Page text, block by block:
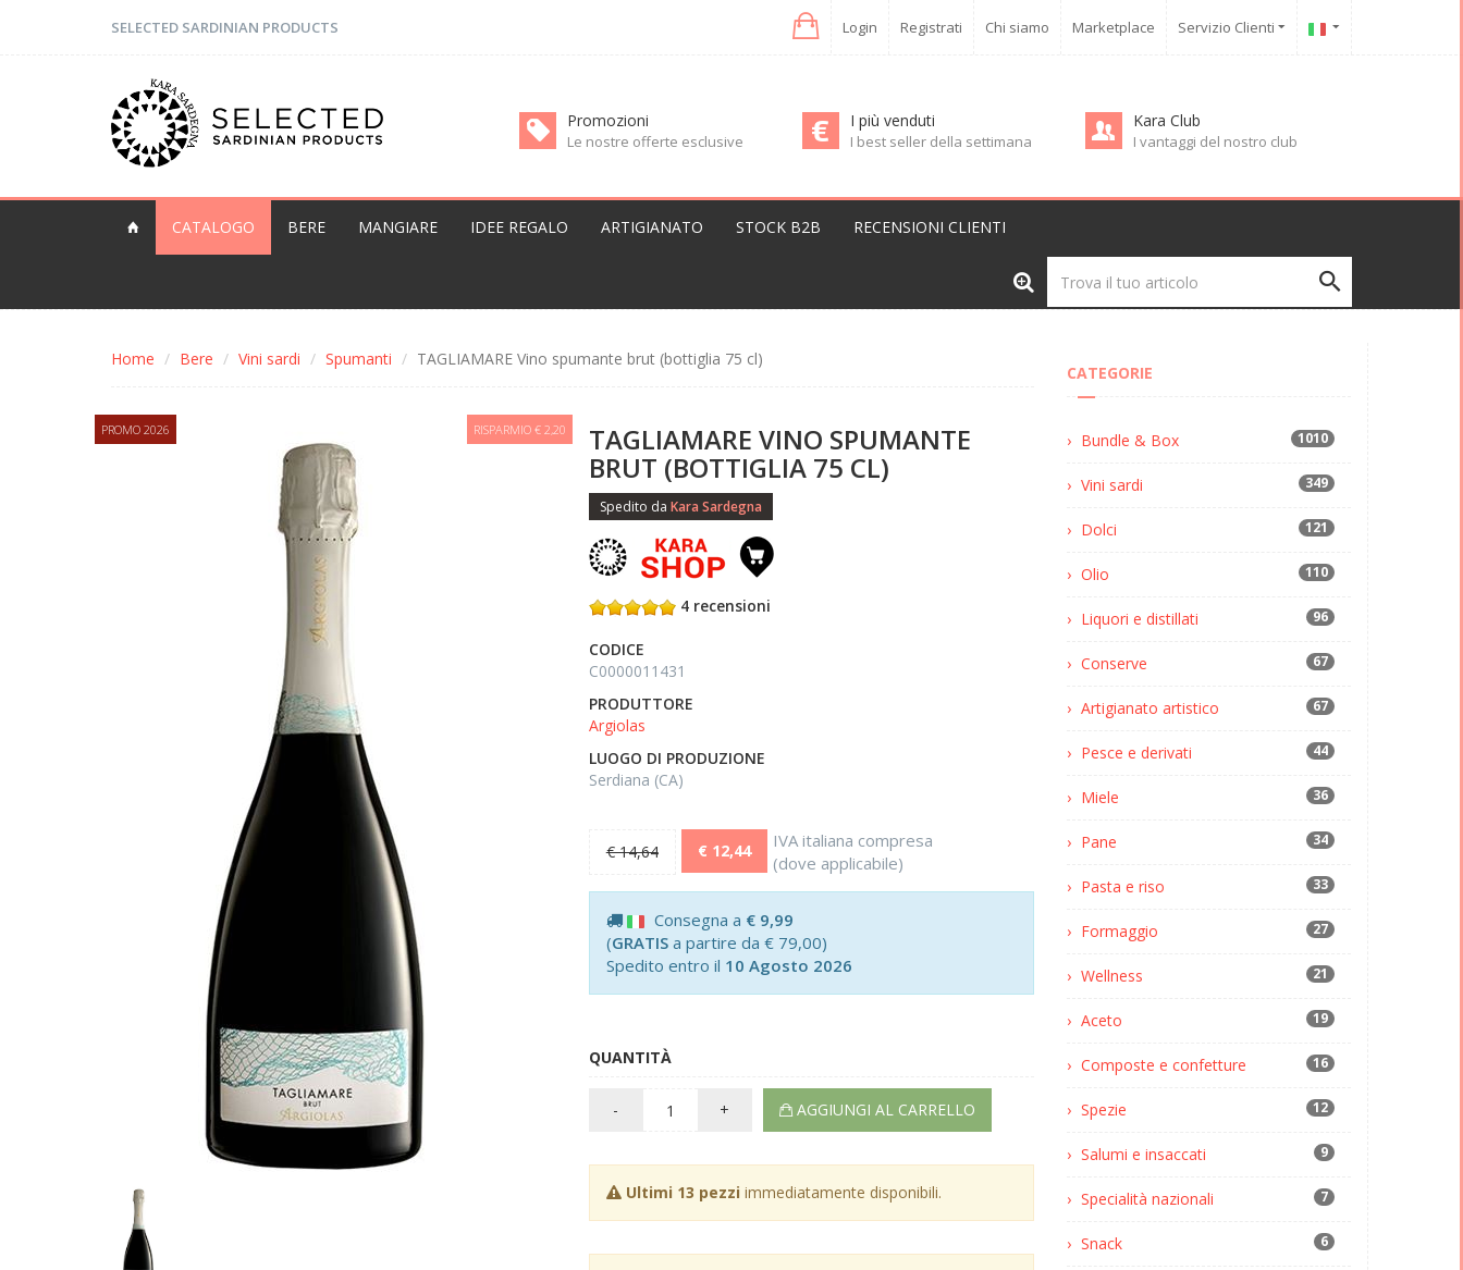
SELECTED SARDINIAN PRODUCTS Login Registrati Chi siamo Marketplace Servizio Clienti
Promozioni
Le nostre offerte esclusive
I più venduti
I best seller della settimana
Kara Club
I vantaggi del nostro club
CATALOGO BERE MANGIARE IDEE REGALO ARTIGIANATO STOCK B2B RECENSIONI CLIENTI
Home Bere Vini sardi Spumanti TAGLIAMARE Vino spumante brut (bottiglia 75 cl)
PROMO 2026 RISPARMIO € 2,20 TAGLIAMARE VINO SPUMANTE
BRUT (BOTTIGLIA 75 CL)
Spedito da Kara Sardegna
4 recensioni
CODICE
C0000011431
PRODUTTORE
Argiolas
LUOGO DI PRODUZIONE
Serdiana (CA)
€ 14,64 € 12,44
IVA italiana compresa
(dove applicabile)
Consegna a € 9,99
(GRATISa partire da € 79,00)
Spedito entro il 10 Agosto 2026
QUANTITÀ
- + AGGIUNGI AL CARRELLO
Ultimi 13 pezzi immediatamente disponibili.
CATEGORIE
Bundle & Box 1010
Vini sardi 349
Dolci 121
Olio 110
Liquori e distillati 96
Conserve 67
Artigianato artistico 67
Pesce e derivati 44
Miele 36
Pane 34
Pasta e riso 33
Formaggio 27
Wellness 21
Aceto 19
Composte e confetture 16
Spezie 12
Salumi e insaccati 9
Specialità nazionali 7
Snack 6